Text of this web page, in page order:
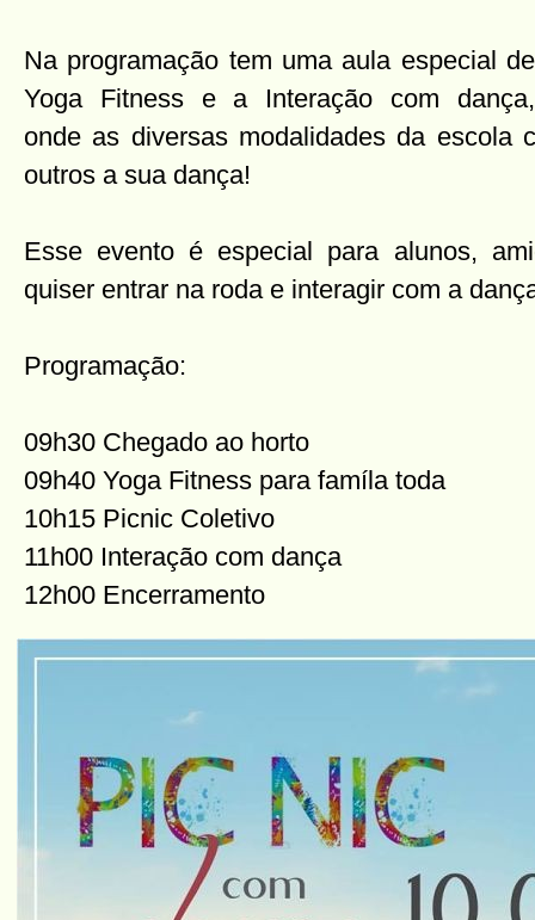
Na programação tem uma aula especial de
Yoga Fitness e a Interação com dança,
onde as diversas modalidades da escola
outros a sua dança!
Esse evento é especial para alunos,
quiser entrar na roda e interagir com a
Programação:
09h30 Chegado ao horto
09h40 Yoga Fitness para famíla toda
10h15 Picnic Coletivo
11h00 Interação com dança
12h00 Encerramento